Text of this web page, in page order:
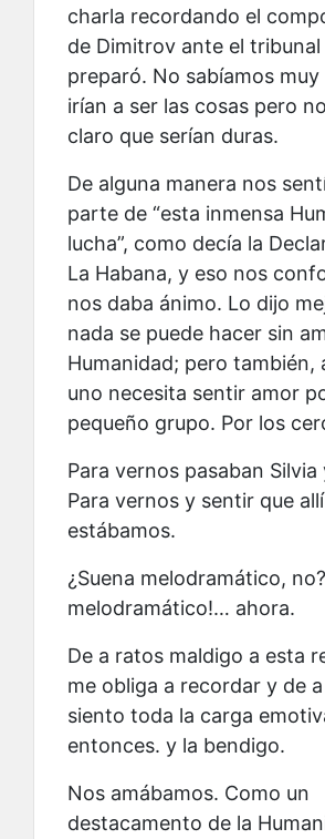
charla recordando el
de Dimitrov ante el
preparó. No sabíamos
irían a ser las cosas pero
claro que serían duras.
De alguna manera nos
parte de “esta inmensa
lucha”, como decía la
La Habana, y eso nos
nos daba ánimo. Lo dijo
nada se puede hacer sin
Humanidad; pero también,
uno necesita sentir amor
pequeño grupo. Por los
Para vernos pasaban Silvia
Para vernos y sentir que allí
estábamos.
¿Suena melodramático, no?
melodramático!… ahora.
De a ratos maldigo a esta
me obliga a recordar y de
siento toda la carga
entonces. y la bendigo.
Nos amábamos. Como un
destacamento de la